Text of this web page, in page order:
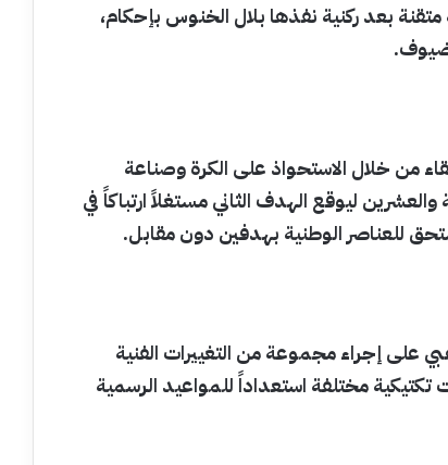
بعد ركنية نفذها بلال الخنوس بإحكام،
من خلال الاستحواذ على الكرة وصناعة
ليوقع الهدف الثاني مستغلاً ارتباكاً في
للعناصر الوطنية بهدفين دون مقابل.
على إجراء مجموعة من التغييرات الفنية
مختلفة استعداداً للمواعيد الرسمية